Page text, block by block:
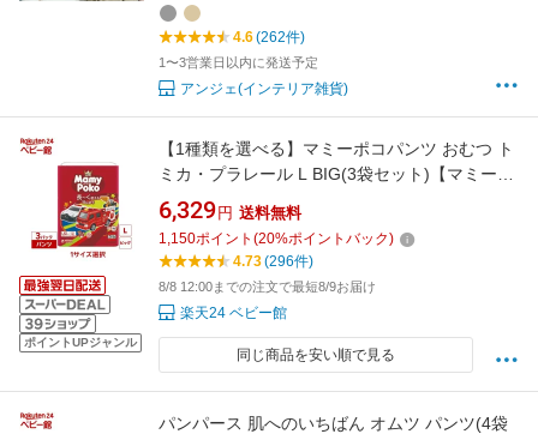
4.6(262件)
1〜3営業日以内に発送予定
アンジェ(インテリア雑貨)
ポイントUPジャンル
【1種類を選べる】マミーポコパンツ おむつ ト
ミカ・プラレール L BIG(3袋セット)【マミーポ
コパンツ】
6,329 円 送料無料
1,150ポイント (20%ポイントバック)
4.73(296件)
8/8 12:00までの注文で最短8/9お届け
楽天24 ベビー館
同じ商品を安い順で見る
パンパース 肌へのいちばん オムツ パンツ(4袋